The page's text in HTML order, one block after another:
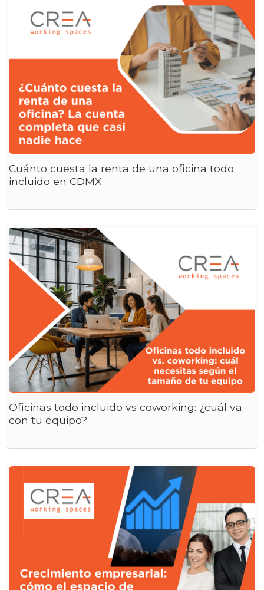
Cuánto cuesta la renta de una oficina todo
incluido en CDMX
Oficinas todo incluido vs coworking: ¿cuál va
con tu equipo?